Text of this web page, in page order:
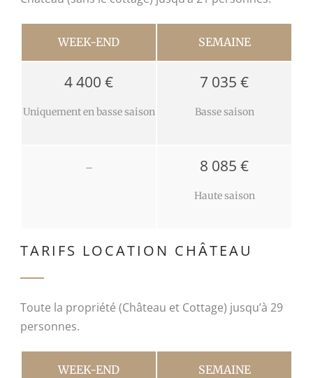
WEEK-END SEMAINE
4 400 €
Uniquement en basse saison
7 035 €
Basse saison
– 8 085 €
Haute saison
TARIFS LOCATION CHÂTEAU
Toute la propriété (Château et Cottage) jusqu’à 29
personnes.
WEEK-END SEMAINE